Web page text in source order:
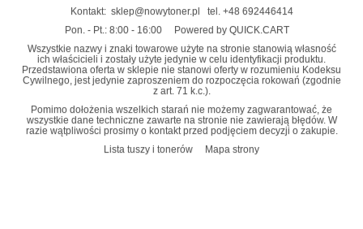
Kontakt: sklep@nowytoner.pl tel. +48 692446414
Pon. - Pt.: 8:00 - 16:00
Powered by QUICK.CART
Wszystkie nazwy i znaki towarowe użyte na stronie stanowią własność
ich właścicieli i zostały użyte jedynie w celu identyfikacji produktu.
Przedstawiona oferta w sklepie nie stanowi oferty w rozumieniu Kodeksu
Cywilnego, jest jedynie zaproszeniem do rozpoczęcia rokowań (zgodnie
z art. 71 k.c.).
Pomimo dołożenia wszelkich starań nie możemy zagwarantować, że
wszystkie dane techniczne zawarte na stronie nie zawierają błędów. W
razie wątpliwości prosimy o kontakt przed podjęciem decyzji o zakupie.
Lista tuszy i tonerów
Mapa strony